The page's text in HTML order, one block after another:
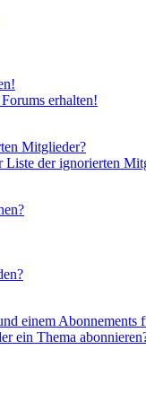
erhalten!
Mitglieder?
der ignorierten
einem Abonnements
ein Thema